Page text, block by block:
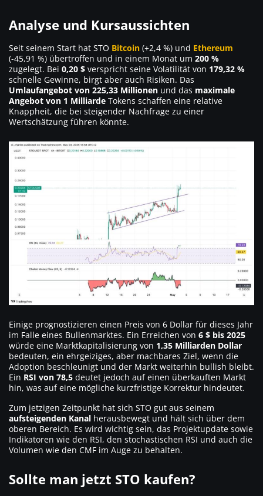
Analyse und Kursaussichten
Seit seinem Start hat STO Bitcoin (+2,4 %) und Ethereum
(-45,91 %) übertroffen und in einem Monat um 200 %
zugelegt. Bei 0,20 $ verspricht seine Volatilität von 179,32 %
schnelle Gewinne, birgt aber auch Risiken. Das
Umlaufangebot von 225,33 Millionen und das maximale
Angebot von 1 Milliarde Tokens schaffen eine relative
Knappheit, die bei steigender Nachfrage zu einer
Wertschätzung führen könnte.
Einige prognostizieren einen Preis von 6 Dollar für dieses Jahr
im Falle eines Bullenmarktes. Ein Erreichen von 6 $ bis 2025
würde eine Marktkapitalisierung von 1,35 Milliarden Dollar
bedeuten, ein ehrgeiziges, aber machbares Ziel, wenn die
Adoption beschleunigt und der Markt weiterhin bullish bleibt.
Ein RSI von 78,5 deutet jedoch auf einen überkauften Markt
hin, was auf eine mögliche kurzfristige Korrektur hindeutet.
Zum jetzigen Zeitpunkt hat sich STO gut aus seinem
aufsteigenden Kanal herausbewegt und hält sich über dem
oberen Bereich. Es wird wichtig sein, das Projektupdate sowie
Indikatoren wie den RSI, den stochastischen RSI und auch die
Volumen wie den CMF im Auge zu behalten.
Sollte man jetzt STO kaufen?